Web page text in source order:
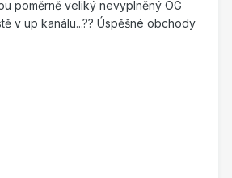
poměrně veliký nevyplněný OG
v up kanálu...?? Úspěšné obchody